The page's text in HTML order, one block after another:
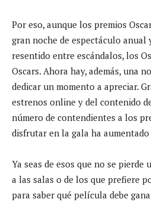
Por eso, aunque los premios
gran noche de espectáculo anual
resentido entre escándalos, los
Oscars. Ahora hay, además, una
dedicar un momento a apreciar.
estrenos online y del contenido
número de contendientes a los
disfrutar en la gala ha
Ya seas de esos que no se pierde
a las salas o de los que prefiere
para saber qué película debe